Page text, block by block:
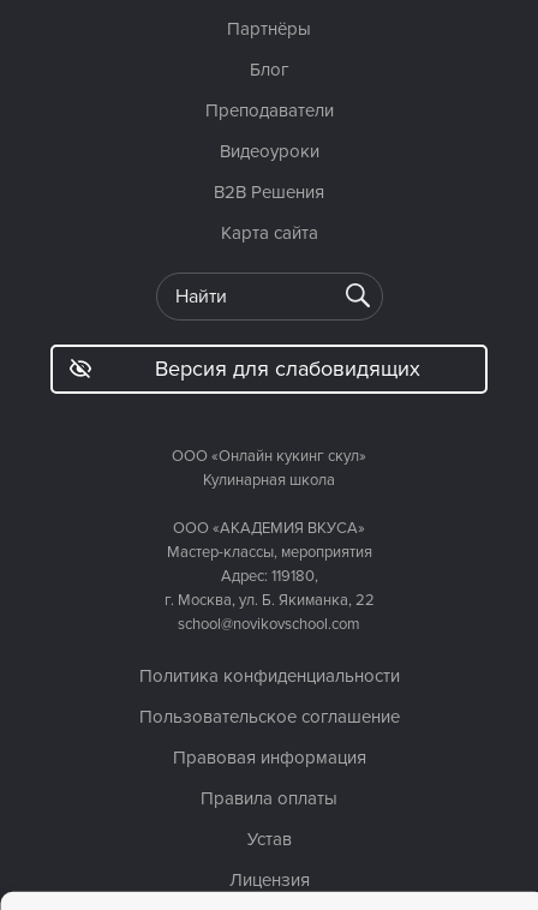
ООО «Онлайн кукинг скул»
Кулинарная школа
ООО «АКАДЕМИЯ ВКУСА»
Мастер-классы, мероприятия
Адрес: 119180,
г. Москва, ул. Б. Якиманка, 22
school@novikovschool.com
Политика конфиденциальности
Пользовательское соглашение
Правовая информация
Правила оплаты
Устав
Лицензия
Партнёры
Блог
Преподаватели
Видеоуроки
B2B Решения
Карта сайта
Версия для слабовидящих